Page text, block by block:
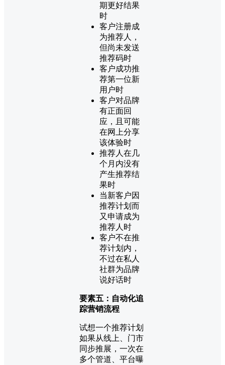
期更好结果
时
客户注册成
为推荐人，
但尚未发送
推荐码时
客户成功推
荐第一位新
用户时
客户对品牌
有正面回
应，且可能
在网上分享
该体验时
推荐人在几
个月内没有
产生推荐结
果时
当新客户因
推荐计划而
又申请成为
推荐人时
客户不在推
荐计划内，
不过在私人
社群为品牌
说好话时
要素五：自动化追
踪营销流程
试想一个推荐计划
如果从线上、门市
同步推展，一次在
多个管道、平台曝